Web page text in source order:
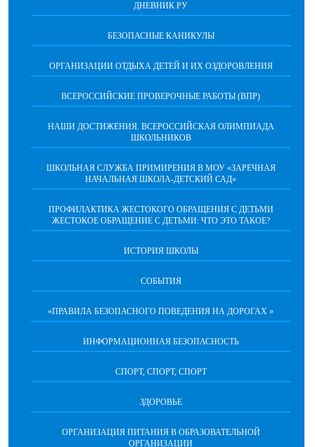
ДНЕВНИК РУ
БЕЗОПАСНЫЕ КАНИКУЛЫ
ОРГАНИЗАЦИИ ОТДЫХА ДЕТЕЙ И ИХ ОЗДОРОВЛЕНИЯ
ВСЕРОССИЙСКИЕ ПРОВЕРОЧНЫЕ РАБОТЫ (ВПР)
НАШИ ДОСТИЖЕНИЯ. ВСЕРОССИЙСКАЯ ОЛИМПИАДА
ШКОЛЬНИКОВ
ШКОЛЬНАЯ СЛУЖБА ПРИМИРЕНИЯ В МОУ «ЗАРЕЧНАЯ
НАЧАЛЬНАЯ ШКОЛА-ДЕТСКИЙ САД»
ПРОФИЛАКТИКА ЖЕСТОКОГО ОБРАЩЕНИЯ С ДЕТЬМИ
ЖЕСТОКОЕ ОБРАЩЕНИЕ С ДЕТЬМИ: ЧТО ЭТО ТАКОЕ?
ИСТОРИЯ ШКОЛЫ
СОБЫТИЯ
«ПРАВИЛА БЕЗОПАСНОГО ПОВЕДЕНИЯ НА ДОРОГАХ »
ИНФОРМАЦИОННАЯ БЕЗОПАСНОСТЬ
СПОРТ, СПОРТ, СПОРТ
ЗДОРОВЬЕ
ОРГАНИЗАЦИЯ ПИТАНИЯ В ОБРАЗОВАТЕЛЬНОЙ
ОРГАНИЗАЦИИ